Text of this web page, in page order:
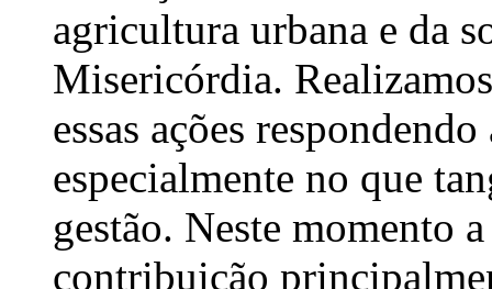
agricultura urbana e da
Misericórdia.
essas ações
especialmente no que
gestão. Neste momento
contribuição